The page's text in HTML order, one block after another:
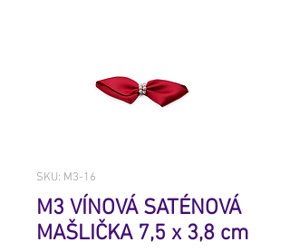
SKU: M3-16
M3 VÍNOVÁ SATÉNOVÁ
MAŠLIČKA 7,5 x 3,8 cm